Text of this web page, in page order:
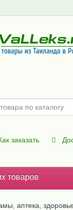
заказать
товаров
аптека,